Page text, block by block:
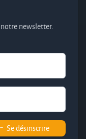
newsletter.
Se désinscrire